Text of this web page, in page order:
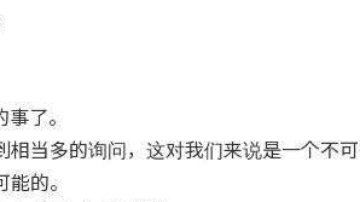
了。
当多的询问，这对我们来说是一个不可
的。